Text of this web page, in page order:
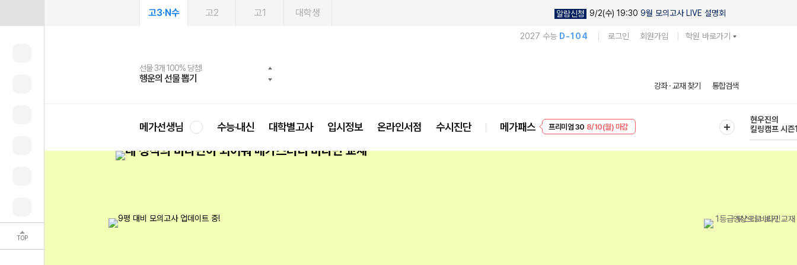
TOP
고3·N수 고2 고1 대학생 알람신청 9/2(수) 19:30 9월 모의고사 LIVE 설명회
2027 수능 D-104 로그인 회원가입 학원 바로가기
선물 3개 100% 당첨!
행운의 선물 뽑기
선물 100% 증정!
메가스터디 X 올리브
여름방학 스터디 캐시백
메가런 썸머스쿨
2027 러셀 단과
강사 공개선발
스마트러닝앱
설문 EVENT
메가패스
3일 무료 체험권
메가패스 수강생 무료혜택!
메가클럽 멤버십
사회공헌 캠페인
희망이룸 메가나눔
강좌 · 교재 찾기 통합검색
메가선생님 수능·내신 대학별고사 입시정보 온라인서점 수시진단 메가패스
프리미엄 30 8/10(월) 마감
현우진의
킬링캠프 시즌